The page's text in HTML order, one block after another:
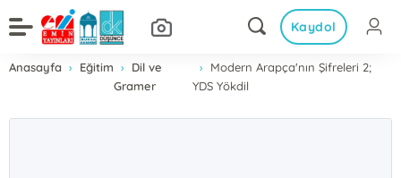
Kaydol
Anasayfa Eğitim
Dil ve
Gramer
Modern Arapça'nın Şifreleri 2;
YDS Yökdil